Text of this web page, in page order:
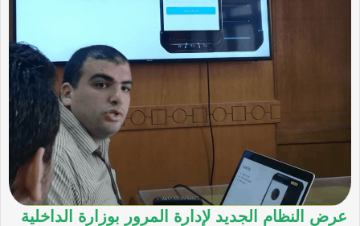
عرض النظام الجديد لإدارة المرور بوزارة الداخلية